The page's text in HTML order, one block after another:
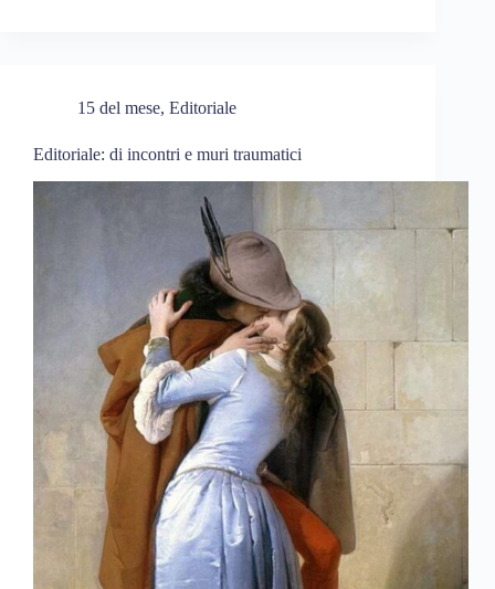
15 del mese, Editoriale
Editoriale: di incontri e muri traumatici